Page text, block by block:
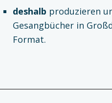
deshalb produzieren
Gesangbücher in
Format.